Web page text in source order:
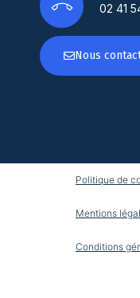
02 41
Nous
Politique de
Mentions
Conditions